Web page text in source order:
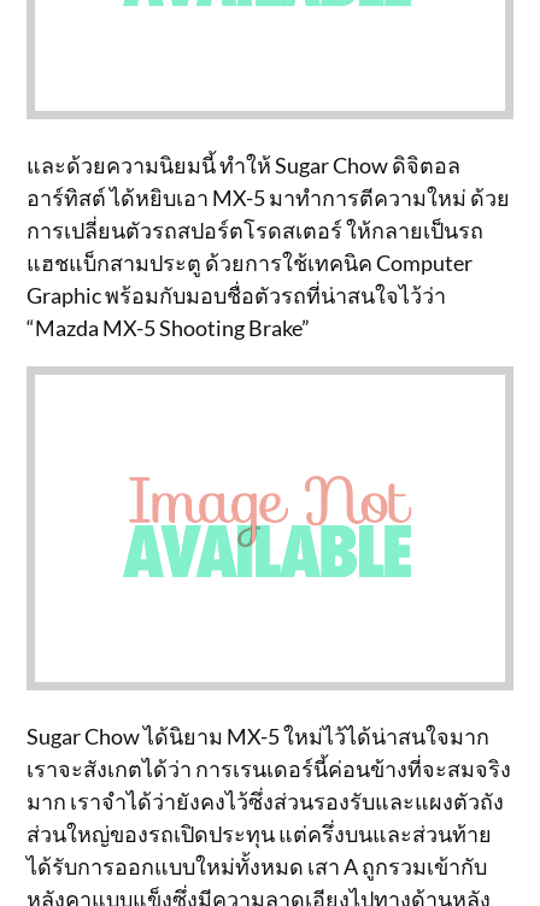
และด้วยความนิยมนี้ ทำให้ Sugar Chow ดิจิตอล
อาร์ทิสต์ ได้หยิบเอา MX-5 มาทำการตีความใหม่ ด้วย
การเปลี่ยนตัวรถสปอร์ตโรดสเตอร์ ให้กลายเป็นรถ
แฮชแบ็กสามประตู ด้วยการใช้เทคนิค Computer
Graphic พร้อมกับมอบชื่อตัวรถที่น่าสนใจไว้ว่า
“Mazda MX-5 Shooting Brake”
Sugar Chow ได้นิยาม MX-5 ใหม่ไว้ได้น่าสนใจมาก
เราจะสังเกตได้ว่า การเรนเดอร์นี้ค่อนข้างที่จะสมจริง
มาก เราจำได้ว่ายังคงไว้ซึ่งส่วนรองรับและแผงตัวถัง
ส่วนใหญ่ของรถเปิดประทุน แต่ครึ่งบนและส่วนท้าย
ได้รับการออกแบบใหม่ทั้งหมด เสา A ถูกรวมเข้ากับ
หลังคาแบบแข็งซึ่งมีความลาดเอียงไปทางด้านหลัง